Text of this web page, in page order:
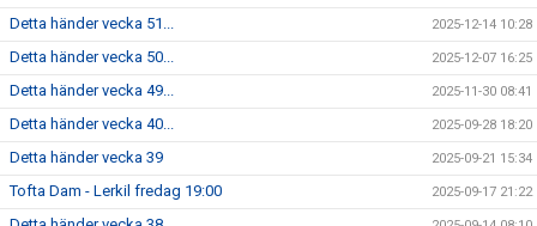
Detta händer vecka 51... 2025-12-14 10:28
Detta händer vecka 50... 2025-12-07 16:25
Detta händer vecka 49... 2025-11-30 08:41
Detta händer vecka 40... 2025-09-28 18:20
Detta händer vecka 39 2025-09-21 15:34
Tofta Dam - Lerkil fredag 19:00 2025-09-17 21:22